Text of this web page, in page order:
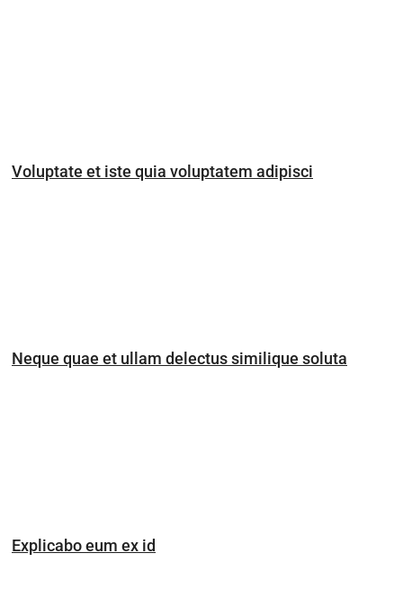
Voluptate et iste quia voluptatem adipisci
Neque quae et ullam delectus similique soluta
Explicabo eum ex id